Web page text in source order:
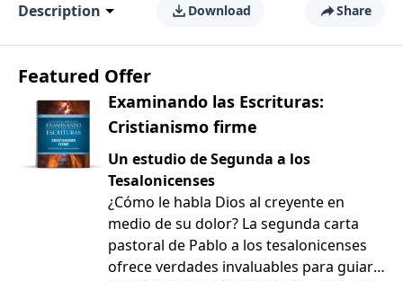
Description Download Share
Featured Offer
Examinando las Escrituras:
Cristianismo firme
Un estudio de Segunda a los
Tesalonicenses
¿Cómo le habla Dios al creyente en
medio de su dolor? La segunda carta
pastoral de Pablo a los tesalonicenses
ofrece verdades invaluables para guiar a